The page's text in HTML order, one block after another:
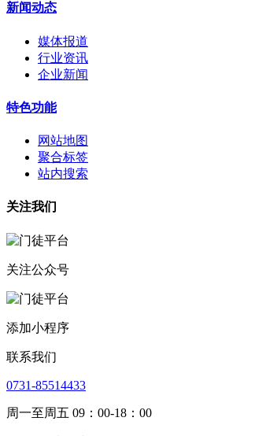
新闻动态
媒体报道
行业资讯
企业新闻
特色功能
网站地图
聚合标签
站内搜索
关注我们
关注公众号
添加小程序
联系我们
0731-85514433
周一至周五 09：00-18：00